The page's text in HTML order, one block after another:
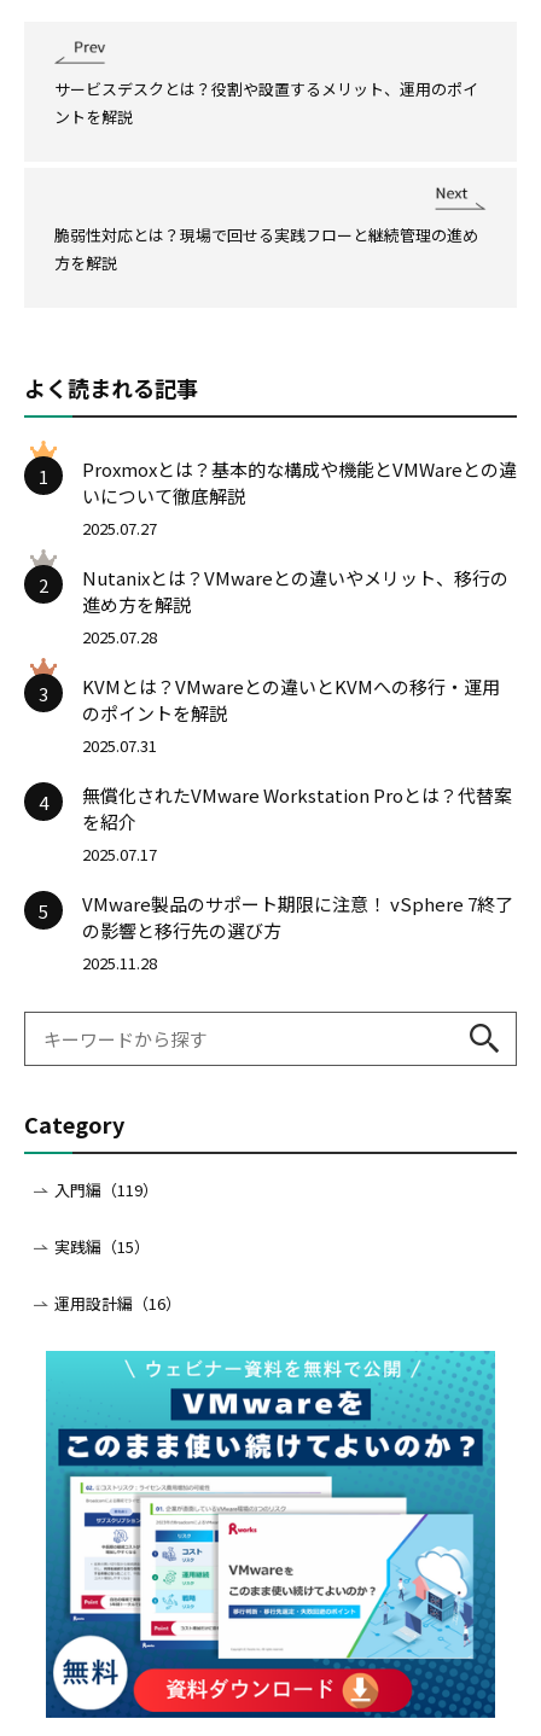
サービスデスクとは？役割や設置するメリット、運用のポイ
ントを解説
脆弱性対応とは？現場で回せる実践フローと継続管理の進め
方を解説
よく読まれる記事
1
Proxmoxとは？基本的な構成や機能とVMWareとの違
いについて徹底解説
2025.07.27
2
Nutanixとは？VMwareとの違いやメリット、移行の
進め方を解説
2025.07.28
3
KVMとは？VMwareとの違いとKVMへの移行・運用
のポイントを解説
2025.07.31
4
無償化されたVMware Workstation Proとは？代替案
を紹介
2025.07.17
5
VMware製品のサポート期限に注意！ vSphere 7終了
の影響と移行先の選び方
2025.11.28
Category
入門編（119）
実践編（15）
運用設計編（16）